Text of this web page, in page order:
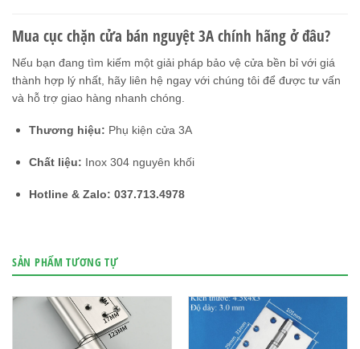
Mua cục chặn cửa bán nguyệt 3A chính hãng ở đâu?
Nếu bạn đang tìm kiếm một giải pháp bảo vệ cửa bền bỉ với giá
thành hợp lý nhất, hãy liên hệ ngay với chúng tôi để được tư vấn
và hỗ trợ giao hàng nhanh chóng.
Thương hiệu: Phụ kiện cửa 3A
Chất liệu: Inox 304 nguyên khối
Hotline & Zalo: 037.713.4978
SẢN PHẨM TƯƠNG TỰ